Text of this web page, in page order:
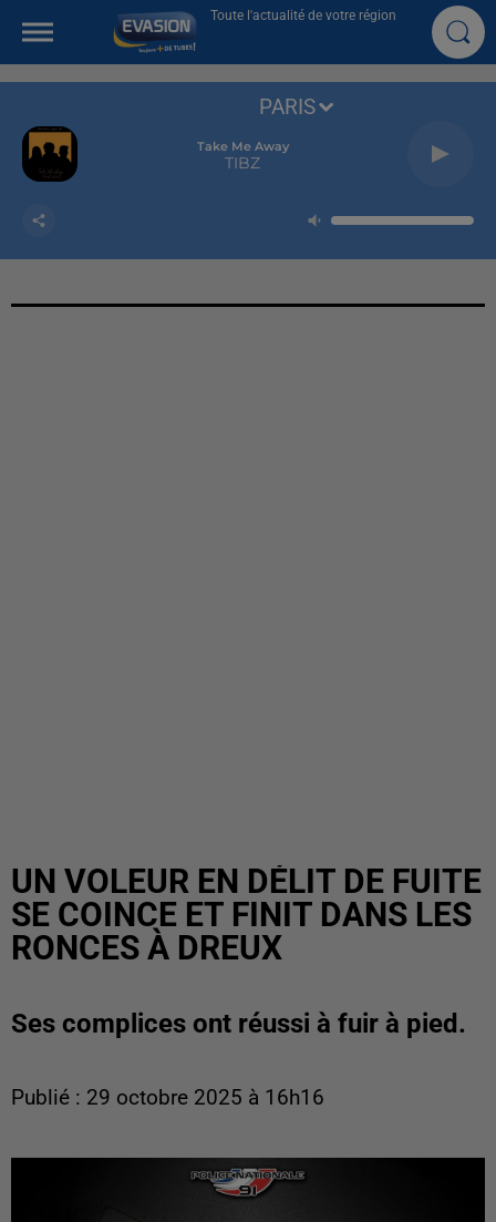
Toute l'actualité de votre région
Take Me Away
TIBZ
PARIS
UN VOLEUR EN DÉLIT DE FUITE
SE COINCE ET FINIT DANS LES
RONCES À DREUX
Ses complices ont réussi à fuir à pied.
Publié : 29 octobre 2025 à 16h16